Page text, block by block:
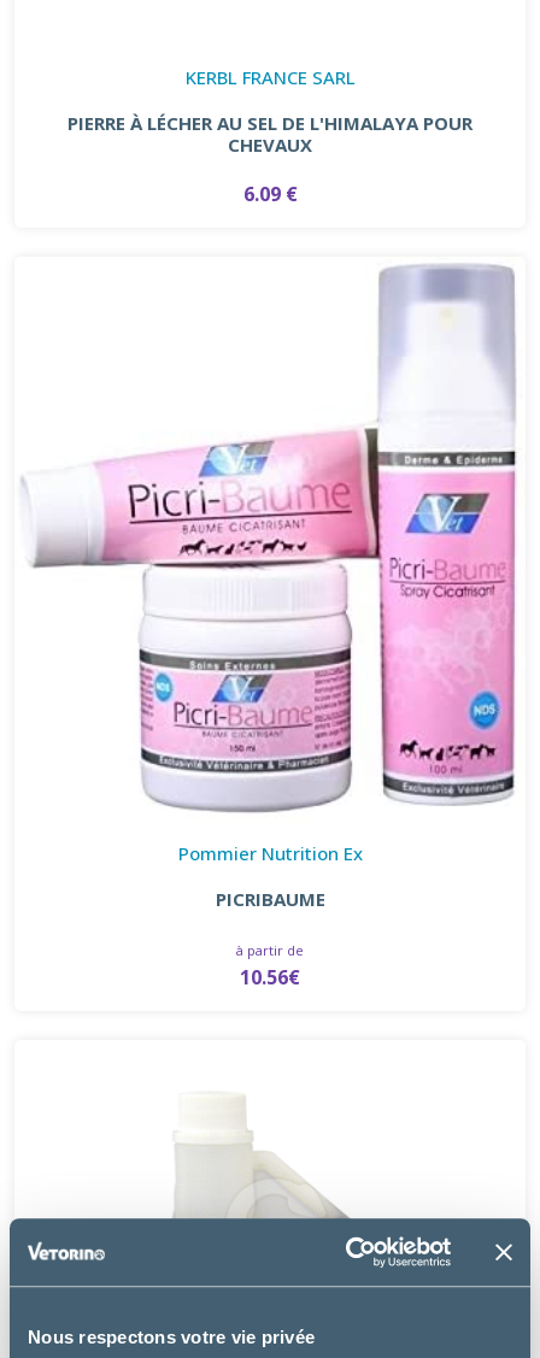
Nous respectons votre vie privée
KERBL FRANCE SARL
PIERRE À LÉCHER AU SEL DE L'HIMALAYA POUR
CHEVAUX
6.09 €
Pommier Nutrition Ex
PICRIBAUME
à partir de
10.56€